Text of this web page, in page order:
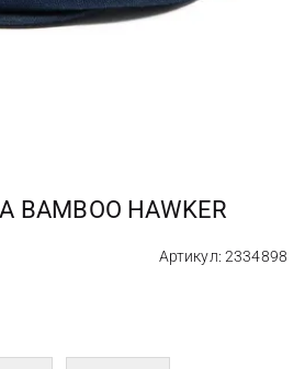
BAMBOO HAWKER
Артикул: 2334898